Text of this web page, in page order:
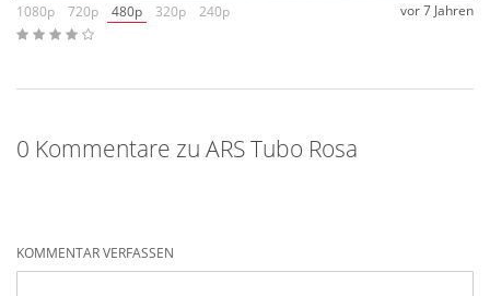
1080p
720p 480p 320p 240p vor 7 Jahren
0 Kommentare zu ARS Tubo Rosa
KOMMENTAR VERFASSEN